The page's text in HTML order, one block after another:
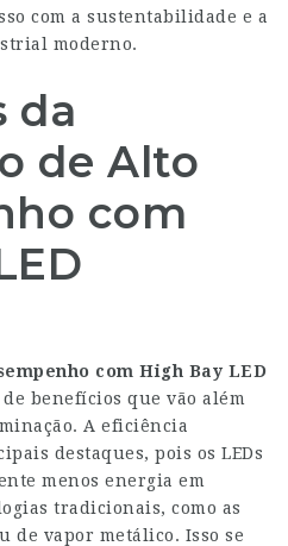
com a sustentabilidade e a
moderno.
da
de Alto
com
com High Bay LED
benefícios que vão além
A eficiência
destaques, pois os LEDs
menos energia em
tradicionais, como as
de vapor metálico. Isso se